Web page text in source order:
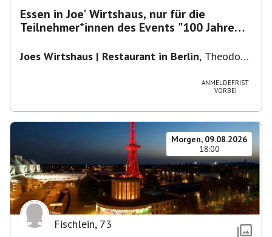
Essen in Joe' Wirtshaus, nur für die
Teilnehmer*innen des Events "100 Jahre
Joes Wirtshaus | Restaurant in Berlin, Theodor-
ANMELDEFRIST
VORBEI
Morgen, 09.08.2026
18:00
Fischlein, 73